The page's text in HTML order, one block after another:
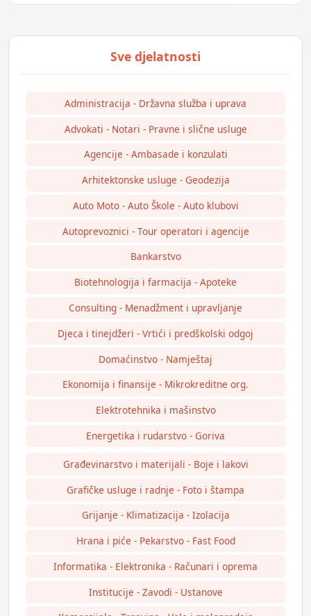
Administracija - Državna služba i uprava
Advokati - Notari - Pravne i slične usluge
Agencije - Ambasade i konzulati
Arhitektonske usluge - Geodezija
Auto Moto - Auto Škole - Auto klubovi
Autoprevoznici - Tour operatori i agencije
Bankarstvo
Biotehnologija i farmacija - Apoteke
Consulting - Menadžment i upravljanje
Djeca i tinejdžeri - Vrtići i predškolski odgoj
Domaćinstvo - Namještaj
Ekonomija i finansije - Mikrokreditne org.
Elektrotehnika i mašinstvo
Energetika i rudarstvo - Goriva
Građevinarstvo i materijali - Boje i lakovi
Grafičke usluge i radnje - Foto i štampa
Grijanje - Klimatizacija - Izolacija
Hrana i piće - Pekarstvo - Fast Food
Informatika - Elektronika - Računari i oprema
Institucije - Zavodi - Ustanove